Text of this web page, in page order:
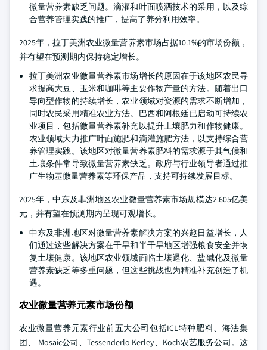
微量营养素缺乏问题。滴灌和叶面喷洒技术的采用，以及综
合营养管理实践的推广，提高了养分利用效率。
2025年，拉丁美洲农业微量营养素市场占据10.1%的市场份额，
并有望在预测期内保持稳定增长。
拉丁美洲农业微量营养素市场增长的原因在于该地区农民寻
求提高大豆、玉米和咖啡等主要作物产量的方法。随着出口
导向型作物的持续增长，农业领域对资源的需求不断增加，
同时农民采用精准农业方法。巴西和阿根廷已启动可持续农
业项目，包括微量营养素补充以提升土壤肥力和作物健康。
农业领域大力推广叶面施肥和滴灌施肥方法，以支持综合营
养管理实践。该地区对微量营养素肥料的需求源于其气候和
土壤条件常导致微量营养素缺乏。政府与行业领导者通过推
广生物基微量营养素等环保产品，支持可持续发展目标。
2025年，中东及非洲地区农业微量营养素市场规模达2.605亿美
元，并有望在预测期内呈现可观增长。
中东及非洲地区对微量营养素解决方案的兴趣日益增长，人
们通过这些解决方案在干旱和半干旱地区增强粮食安全并恢
复土壤健康。该地区农业领域面临土壤退化、盐碱化及微量
营养素缺乏等多重问题，但这些挑战也为精准补充创造了机
遇。
农业微量营养元素市场份额
农业微量营养元素行业前五大公司包括ICL特种肥料、海法集
团、 Mosaic公司、Tessenderlo Kerley、Koch农艺服务公司。这